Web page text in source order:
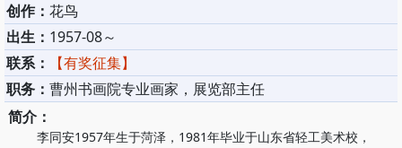
创作： 花鸟
出生： 1957-08～
联系：
【有奖征集】
职务： 曹州书画院专业画家，展览部主任
简介：
李同安1957年生于菏泽，1981年毕业于山东省轻工美术校，